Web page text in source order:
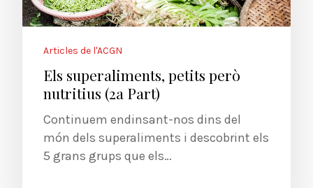
Articles de l'ACGN
Els superaliments, petits però
nutritius (2a Part)
Continuem endinsant-nos dins del
món dels superaliments i descobrint els
5 grans grups que els…